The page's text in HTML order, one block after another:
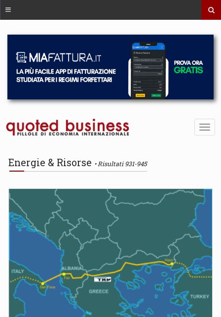
Energie & Risorse Risultati 931-945